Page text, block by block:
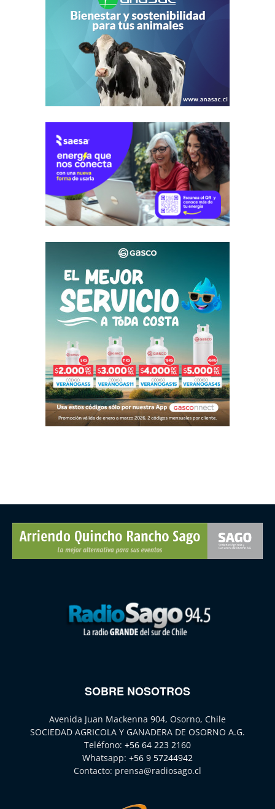
SOBRE NOSOTROS
Avenida Juan Mackenna 904, Osorno, Chile
SOCIEDAD AGRICOLA Y GANADERA DE OSORNO A.G.
Teléfono: +56 64 223 2160
Whatsapp: +56 9 57244942
Contacto: prensa@radiosago.cl